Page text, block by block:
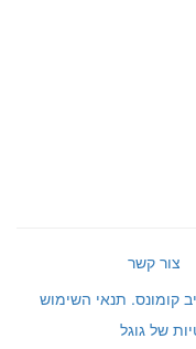
צור קשר
קומונס. תנאי השימוש
של גוגל